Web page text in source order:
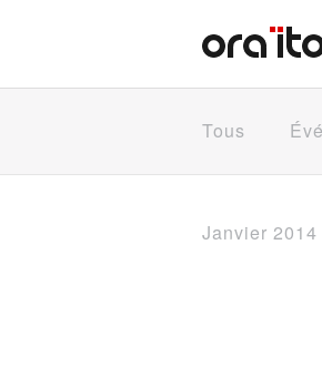
Tous
Janvier 2014